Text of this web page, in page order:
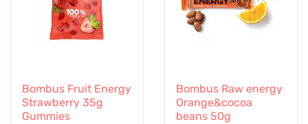
Bombus Fruit Energy
Strawberry 35g
Gummies
Bombus Raw energy
Orange&cocoa
beans 50g